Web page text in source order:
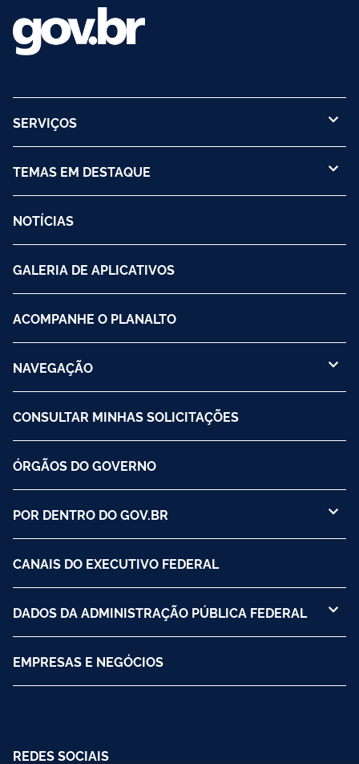
SERVIÇOS
TEMAS EM DESTAQUE
NOTÍCIAS
GALERIA DE APLICATIVOS
ACOMPANHE O PLANALTO
NAVEGAÇÃO
CONSULTAR MINHAS SOLICITAÇÕES
ÓRGÃOS DO GOVERNO
POR DENTRO DO GOV.BR
CANAIS DO EXECUTIVO FEDERAL
DADOS DA ADMINISTRAÇÃO PÚBLICA FEDERAL
EMPRESAS E NEGÓCIOS
REDES SOCIAIS